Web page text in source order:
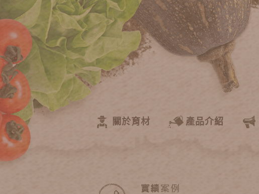
關於育材 產品介紹